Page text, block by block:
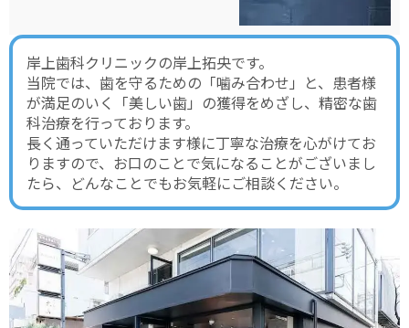
岸上歯科クリニックの岸上拓央です。
当院では、歯を守るための「噛み合わせ」と、患者様
が満足のいく「美しい歯」の獲得をめざし、精密な歯
科治療を行っております。
長く通っていただけます様に丁寧な治療を心がけてお
りますので、お口のことで気になることがございまし
たら、どんなことでもお気軽にご相談ください。